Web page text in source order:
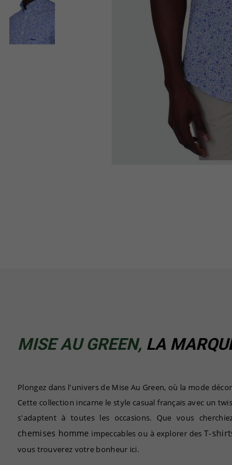
MISE AU GREEN, LA
Plongez dans l'univers de Mise Au Green, où la mode
Cette collection incarne le style casual français avec un
s'adaptent à toutes les occasions. Que vous
chemises homme impeccables ou à explorer desT-
vous trouverez votre bonheur ici.